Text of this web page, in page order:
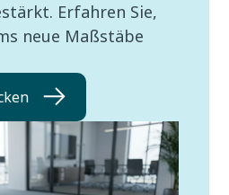
Erfahren Sie,
neue Maßstäbe